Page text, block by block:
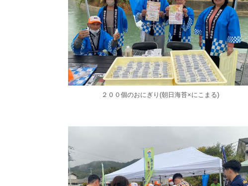
２００個のおにぎり(朝日海苔×にこまる)